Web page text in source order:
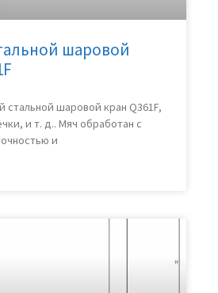
шаровой
стальной шаровой кран Q361F,
и т. д.. Мяч обработан с
и